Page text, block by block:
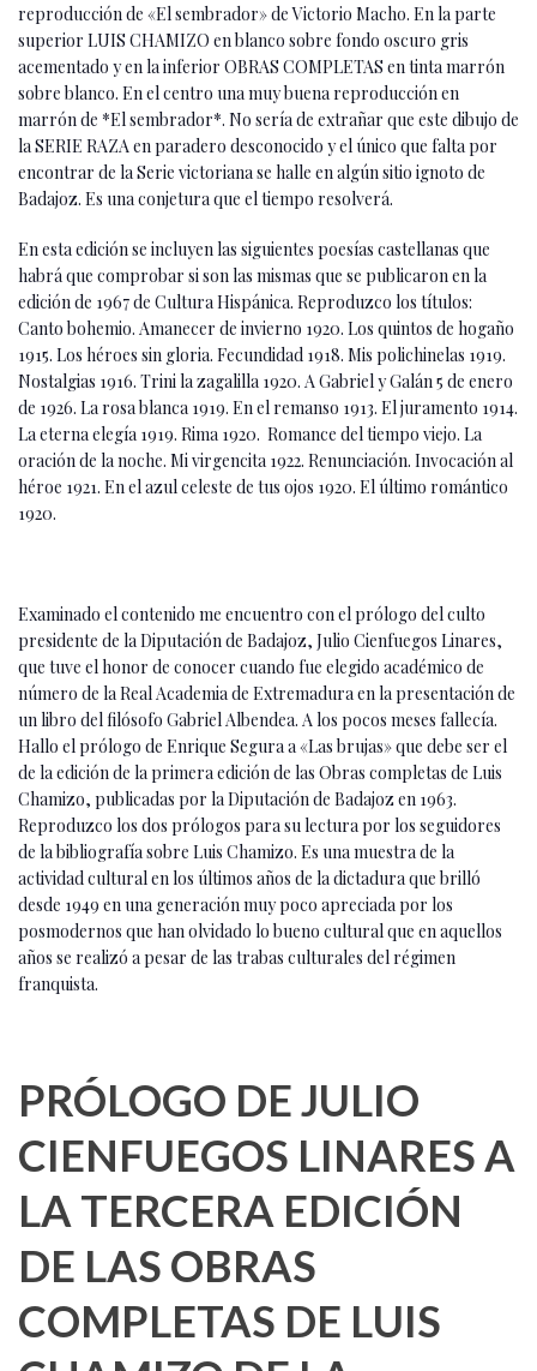
reproducción de «El sembrador» de Victorio Macho. En la parte
superior LUIS CHAMIZO en blanco sobre fondo oscuro gris
acementado y en la inferior OBRAS COMPLETAS en tinta marrón
sobre blanco. En el centro una muy buena reproducción en
marrón de *El sembrador*. No sería de extrañar que este dibujo de
la SERIE RAZA en paradero desconocido y el único que falta por
encontrar de la Serie victoriana se halle en algún sitio ignoto de
Badajoz. Es una conjetura que el tiempo resolverá.
En esta edición se incluyen las siguientes poesías castellanas que
habrá que comprobar si son las mismas que se publicaron en la
edición de 1967 de Cultura Hispánica. Reproduzco los títulos:
Canto bohemio. Amanecer de invierno 1920. Los quintos de hogaño
1915. Los héroes sin gloria. Fecundidad 1918. Mis polichinelas 1919.
Nostalgias 1916. Trini la zagalilla 1920. A Gabriel y Galán 5 de enero
de 1926. La rosa blanca 1919. En el remanso 1913. El juramento 1914.
La eterna elegía 1919. Rima 1920. Romance del tiempo viejo. La
oración de la noche. Mi virgencita 1922. Renunciación. Invocación al
héroe 1921. En el azul celeste de tus ojos 1920. El último romántico
1920.
Examinado el contenido me encuentro con el prólogo del culto
presidente de la Diputación de Badajoz, Julio Cienfuegos Linares,
que tuve el honor de conocer cuando fue elegido académico de
número de la Real Academia de Extremadura en la presentación de
un libro del filósofo Gabriel Albendea. A los pocos meses fallecía.
Hallo el prólogo de Enrique Segura a «Las brujas» que debe ser el
de la edición de la primera edición de las Obras completas de Luis
Chamizo, publicadas por la Diputación de Badajoz en 1963.
Reproduzco los dos prólogos para su lectura por los seguidores
de la bibliografía sobre Luis Chamizo. Es una muestra de la
actividad cultural en los últimos años de la dictadura que brilló
desde 1949 en una generación muy poco apreciada por los
posmodernos que han olvidado lo bueno cultural que en aquellos
años se realizó a pesar de las trabas culturales del régimen
franquista.
PRÓLOGO DE JULIO
CIENFUEGOS LINARES A
LA TERCERA EDICIÓN
DE LAS OBRAS
COMPLETAS DE LUIS